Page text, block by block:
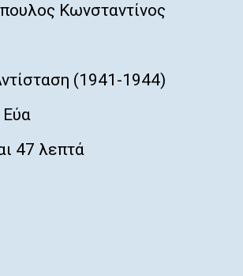
Κωνσταντίνος
(1941-1944)
Εύα
47 λεπτά